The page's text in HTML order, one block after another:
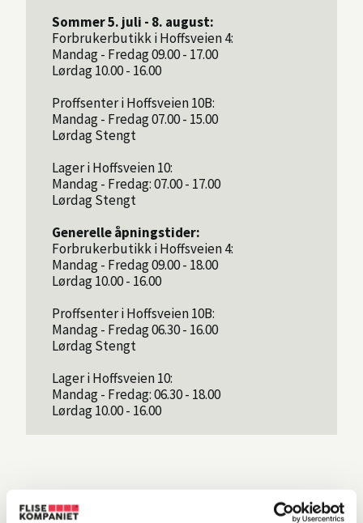
Sommer 5. juli - 8. august:
Forbrukerbutikk i Hoffsveien 4:
Mandag - Fredag 09.00 - 17.00
Lørdag 10.00 - 16.00
Proffsenter i Hoffsveien 10B:
Mandag - Fredag 07.00 - 15.00
Lørdag Stengt
Lager i Hoffsveien 10:
Mandag - Fredag: 07.00 - 17.00
Lørdag Stengt
Generelle åpningstider:
Forbrukerbutikk i Hoffsveien 4:
Mandag - Fredag 09.00 - 18.00
Lørdag 10.00 - 16.00
Proffsenter i Hoffsveien 10B:
Mandag - Fredag 06.30 - 16.00
Lørdag Stengt
Lager i Hoffsveien 10:
Mandag - Fredag: 06.30 - 18.00
Lørdag 10.00 - 16.00